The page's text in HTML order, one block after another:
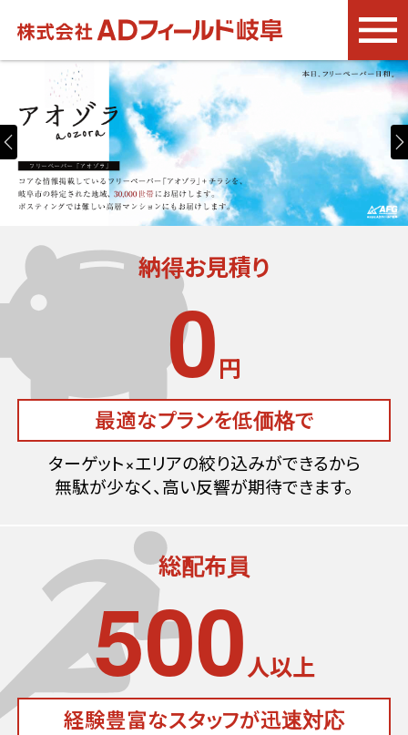
納得お見積り
0円
最適なプランを低価格で
ターゲット×エリアの絞り込みができるから
無駄が少なく、高い反響が期待できます。
総配布員
500人以上
経験豊富なスタッフが迅速対応